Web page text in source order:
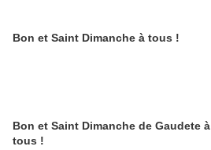
Bon et Saint Dimanche à tous !
Bon et Saint Dimanche de Gaudete à
tous !